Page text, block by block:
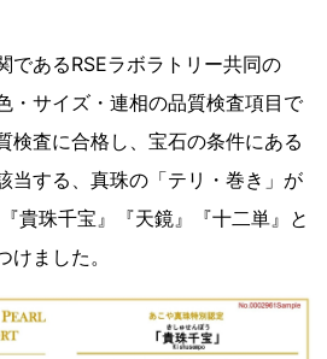
であるRSEラボラトリー共同の
・サイズ・連相の品質検査項目で
検査に合格し、宝石の条件にある
当する、真珠の「テリ・巻き」が
貴珠千宝』『天鏡』『十二単』と
ました。